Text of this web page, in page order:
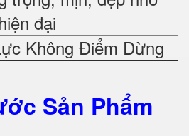
đại
Không Điểm Dừng
Sản Phẩm